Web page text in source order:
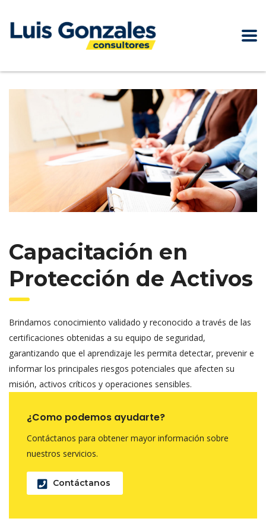
Capacitación en
Protección de Activos
Brindamos conocimiento validado y reconocido a través de las
certificaciones obtenidas a su equipo de seguridad,
garantizando que el aprendizaje les permita detectar, prevenir e
informar los principales riesgos potenciales que afecten su
misión, activos críticos y operaciones sensibles.
¿Como podemos ayudarte?
Contáctanos para obtener mayor información sobre
nuestros servicios.
Contáctanos